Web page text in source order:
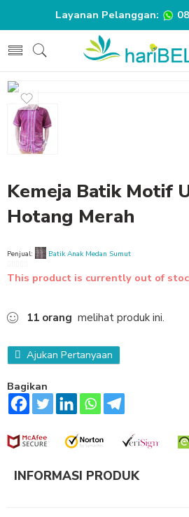
Layanan Pelanggan:
Kemeja Batik Motif
Hotang Merah
Penjual: Batik Anak Medan Sumut
0This product is currently out of
11 orang melihat produk ini.
Ajukan Pertanyaan
Bagikan
INFORMASI PRODUK